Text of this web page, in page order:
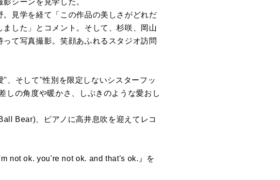
影シーン を 見学し た。
見学を経て「 こ の作品の美し さ がどれだ
ました」とコメント。そして、杉咲、 岡山
って写真撮影。笑顔あふれる スタ ジオ訪問
"、そして"性別 を限定しないシ スターフッ
しの角度や暖かさ しぶき のような愛おし
Bear)、
ピアノに高井息吹 を迎えてレコ
not ok. you're not ok. and that's ok.』
を